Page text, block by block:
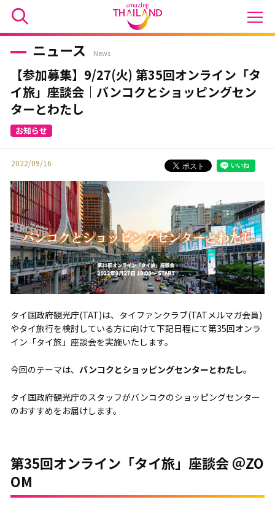
ニュース News
【参加募集】9/27(火) 第35回オンライン「タ
イ旅」座談会｜バンコクとショッピングセン
ターとわたし
2022/09/16
タイ国政府観光庁(TAT)は、タイファンクラブ(TATメルマガ会員)
やタイ旅行を検討している方に向けて下記日程にて第35回オンラ
イン「タイ旅」座談会を実施いたします。
今回のテーマは、 バンコクとショッピングセンターとわたし。
タイ国政府観光庁のスタッフがバンコクのショッピングセンター
のおすすめをお届けします。
第35回オンライン「タイ旅」座談会 ＠ZO
OM